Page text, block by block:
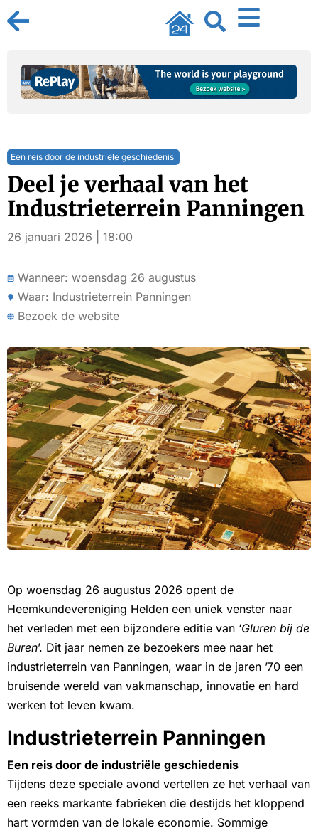
Een reis door de industriële geschiedenis
Deel je verhaal van het
Industrieterrein Panningen
26 januari 2026 | 18:00
Wanneer: woensdag 26 augustus
Waar: Industrieterrein Panningen
Bezoek de website
Op woensdag 26 augustus 2026 opent de
Heemkundevereniging Helden een uniek venster naar
het verleden met een bijzondere editie van ‘Gluren bij de
Buren’. Dit jaar nemen ze bezoekers mee naar het
industrieterrein van Panningen, waar in de jaren ’70 een
bruisende wereld van vakmanschap, innovatie en hard
werken tot leven kwam.
Industrieterrein Panningen
Een reis door de industriële geschiedenis
Tijdens deze speciale avond vertellen ze het verhaal van
een reeks markante fabrieken die destijds het kloppend
hart vormden van de lokale economie. Sommige